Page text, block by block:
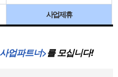
사업제휴
업파트너>를 모십니다!